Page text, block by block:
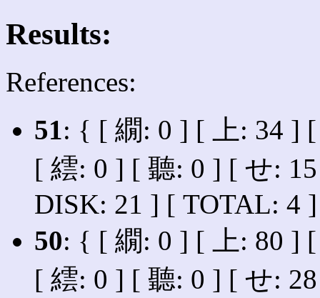
Results:
References:
51: { [ 繝: 0 ] [ 上: 34 ]
[ 繧: 0 ] [ 聽: 0 ] [ せ:
DISK: 21 ] [ TOTAL: 4 ]
50: { [ 繝: 0 ] [ 上: 80 ]
[ 繧: 0 ] [ 聽: 0 ] [ せ: